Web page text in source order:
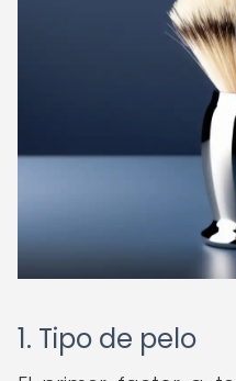
1. Tipo de pelo